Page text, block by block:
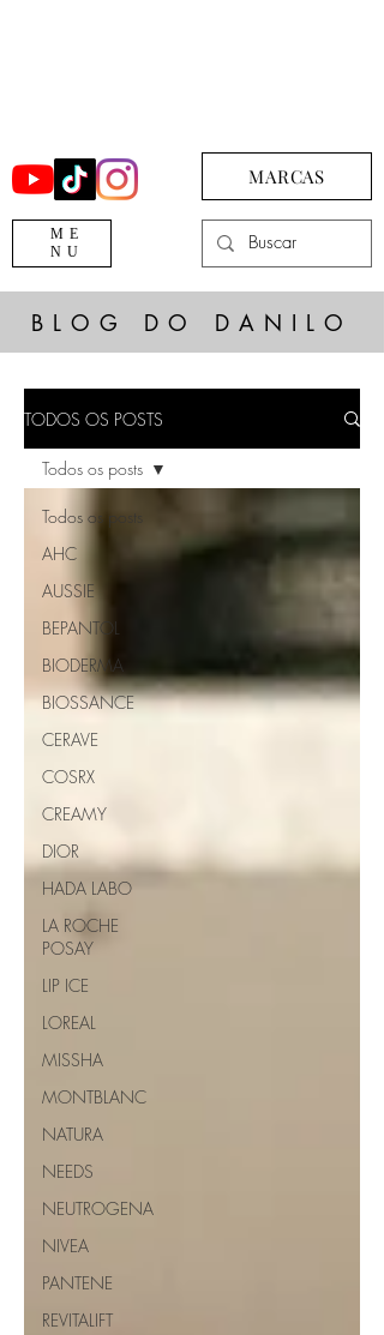
ME
NU
MARCAS
BLOG DO DANILO
TODOS OS POSTS
Todos os posts
AHC
AUSSIE
BEPANTOL
BIODERMA
BIOSSANCE
CERAVE
COSRX
CREAMY
DIOR
HADA LABO
LA ROCHE
POSAY
LIP ICE
LOREAL
MISSHA
MONTBLANC
NATURA
NEEDS
NEUTROGENA
NIVEA
PANTENE
REVITALIFT
Todos os posts